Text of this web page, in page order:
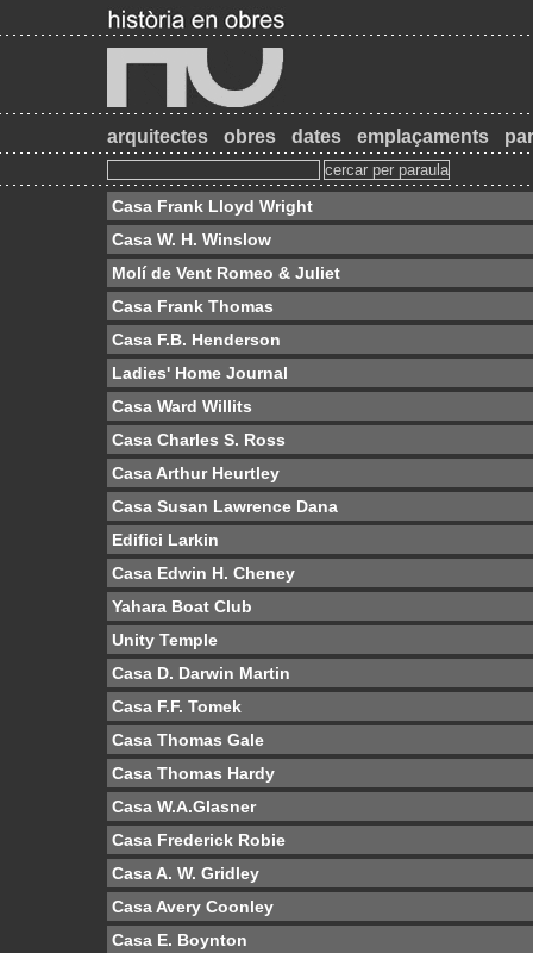
arquitectes obres dates emplaçaments
Casa Frank Lloyd Wright
Casa W. H. Winslow
Molí de Vent Romeo & Juliet
Casa Frank Thomas
Casa F.B. Henderson
Ladies' Home Journal
Casa Ward Willits
Casa Charles S. Ross
Casa Arthur Heurtley
Casa Susan Lawrence Dana
Edifici Larkin
Casa Edwin H. Cheney
Yahara Boat Club
Unity Temple
Casa D. Darwin Martin
Casa F.F. Tomek
Casa Thomas Gale
Casa Thomas Hardy
Casa W.A.Glasner
Casa Frederick Robie
Casa A. W. Gridley
Casa Avery Coonley
Casa E. Boynton